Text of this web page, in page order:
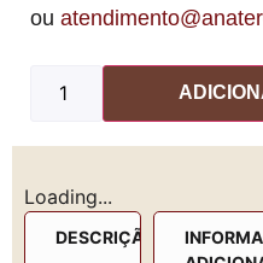
ou
Loading...
DESCRIÇÃO